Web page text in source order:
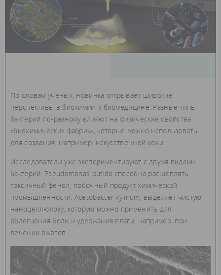
По словам ученых, новинка открывает широкие
перспективы в биохимии и биомедицине. Разные типы
бактерий по-разному влияют на физические свойства
«биохимических фабрик», которые можно использовать
для создания, например, искусственной кожи.
Исследователи уже экспериментируют с двумя видами
бактерий. Pseudomonas putida способна расщеплять
токсичный фенол, побочный продукт химической
промышленности. Acetobacter xylinum, выделяет чистую
наноцеллюлозу, которую можно применить для
облегчения боли и удержания влаги, например, при
лечении ожогов.